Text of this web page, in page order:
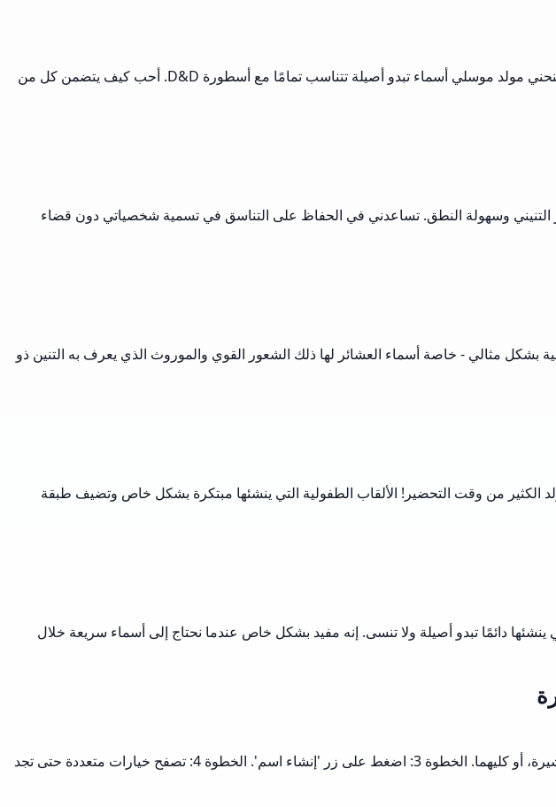
كمدير جعبة يدير العديد من الحملات، هذا المولد هو منقذ! أحتاج أسماء فريدة لعشرات من الشخصيات التنينية، ويمنحني مولد موسلي أسماء تبدو أصيلة تتناسب تمامًا مع أسطورة D&D. أحب كيف يتضمن كل من
التنيني وسهولة النطق. تساعدني في الحفاظ على التناسق في تسمية شخصياتي دون قضاء
بشكل مثالي - خاصة أسماء العشائر لها ذلك الشعور القوي والموروث الذي يعرف به التنين ذو
من وقت التحضير! الألقاب الطفولية التي ينشئها مبتكرة بشكل خاص وتضيف طبقة
ينشئها دائمًا تبدو أصيلة ولا تنسى. إنه مفيد بشكل خاص عندما نحتاج إلى أسماء سريعة خلال
الخطوة 1: اختر خيار الجنس المفضل لديك (ذكر أو أنثى). الخطوة 2: اختر ما إذا كنت تريد اسمًا شخصيًا، أو اسم عشيرة، أو كليهما. الخطوة 3: اضغط على زر 'إنشاء اسم'. الخطوة 4: تصفح خيارات متعددة حتى تجد